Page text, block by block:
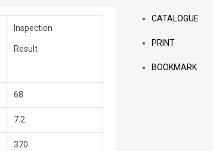
Inspection
Result
68
7.2
370
CATALOGUE
PRINT
BOOKMARK